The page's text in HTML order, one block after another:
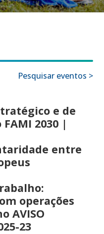
Pesquisar eventos >
e de
2030 |
entre
operações
AVISO
23